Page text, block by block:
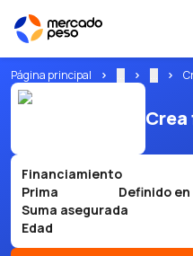
Página principal
Financiamiento
Prima
Definido
Suma asegurada
Edad